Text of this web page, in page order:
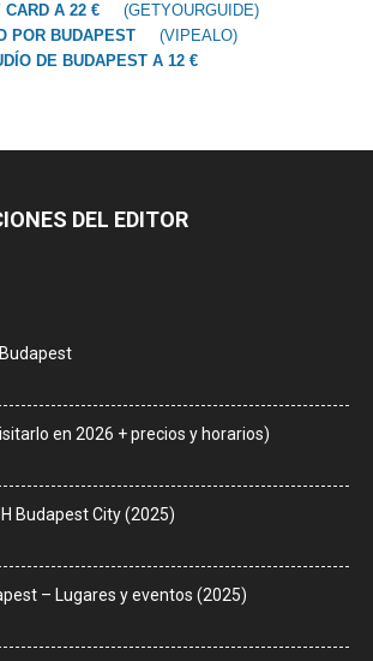
CARD A 22 €
(GETYOURGUIDE)
POR BUDAPEST
(VIPEALO)
DE BUDAPEST A 12 €
DEL EDITOR
en 2026 + precios y horarios)
Budapest City (2025)
– Lugares y eventos (2025)